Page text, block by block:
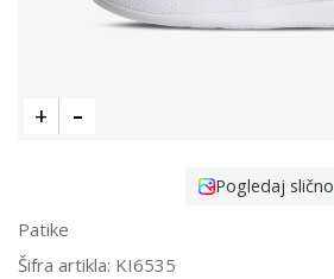
Pogledaj slično
Patike
Šifra artikla: KI6535